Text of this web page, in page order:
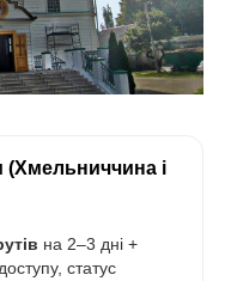
і
на 2–3 дні +
статус